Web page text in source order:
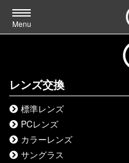
Menu
レンズ交換
標準レンズ
PCレンズ
カラーレンズ
サングラス